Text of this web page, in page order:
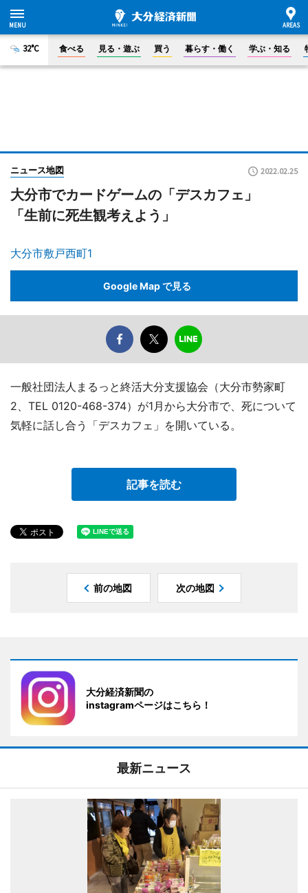
32°C 食べる 見る・遊ぶ 買う 暮らす・働く 学ぶ・知る
ニュース地図 2022.02.25
大分市でカードゲームの「デスカフェ」
「生前に死生観考えよう」
大分市敷戸西町1
Google Map で見る
一般社団法人まるっと終活大分支援協会（大分市勢家町
2、TEL 0120-468-374）が1月から大分市で、死について
気軽に話し合う「デスカフェ」を開いている。
記事を読む
前の地図 次の地図
大分経済新聞の
instagramページはこちら！
最新ニュース